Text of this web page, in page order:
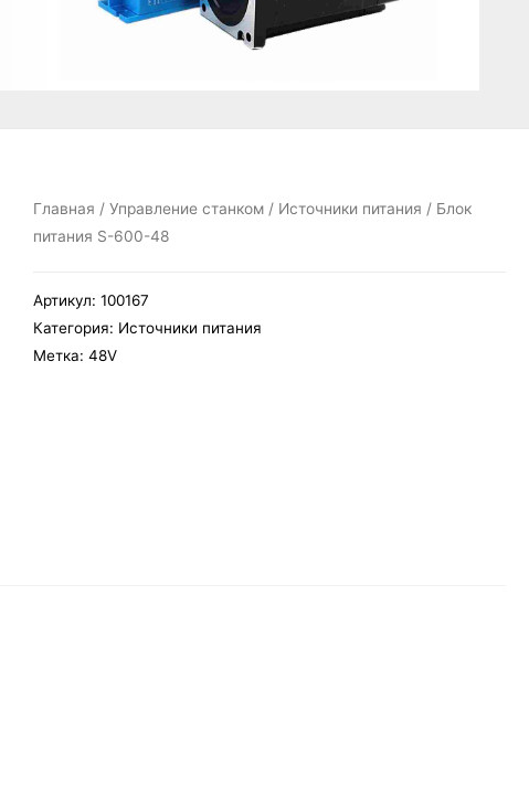
Главная /Управление станком / Источники питания / Блок
питания S-600-48
Артикул:100167
Категория: Источники питания
Метка:48V